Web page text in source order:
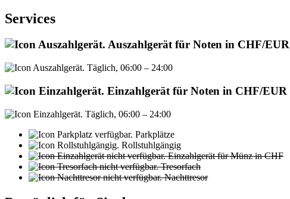
Services
Auszahlgerät für Noten in CHF/EUR
Täglich, 06:00 – 24:00
Einzahlgerät für Noten in CHF/EUR
Täglich, 06:00 – 24:00
Parkplätze
Rollstuhlgängig
Einzahlgerät für Münz in CHF
Tresorfach
Nachttresor